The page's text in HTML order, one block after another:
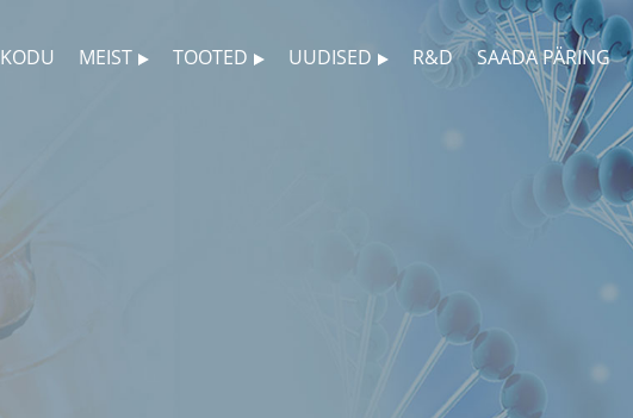
KODU MEIST TOOTED UUDISED R&D SAADA PÄRING